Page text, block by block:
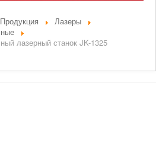
Продукция
Лазеры
лазерный станок JK-1325